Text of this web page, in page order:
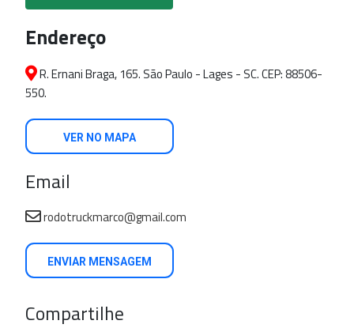
Endereço
R. Ernani Braga, 165. São Paulo - Lages - SC. CEP: 88506-
550.
VER NO MAPA
Email
rodotruckmarco@gmail.com
ENVIAR MENSAGEM
Compartilhe